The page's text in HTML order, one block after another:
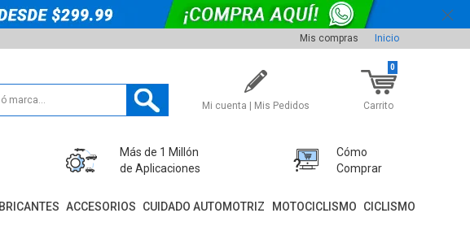
Mis compras Inicio
Mi cuenta | Mis Pedidos Carrito
0
Más de 1 Millón
de Aplicaciones
Cómo
Comprar
ACCESORIOS CUIDADO AUTOMOTRIZ MOTOCICLISMO CICLISMO